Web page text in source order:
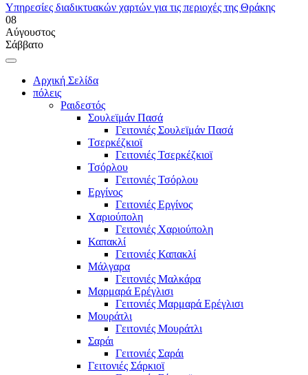
Υπηρεσίες διαδικτυακών χαρτών για τις περιοχές της Θράκης
08
Αύγουστος
Σάββατο
Αρχική Σελίδα
πόλεις
Ραιδεστός
Σουλεϊμάν Πασά
Γειτονιές Σουλεϊμάν Πασά
Τσερκέζκιοϊ
Γειτονιές Τσερκέζκιοϊ
Τσόρλου
Γειτονιές Τσόρλου
Εργίνος
Γειτονιές Εργίνος
Χαριούπολη
Γειτονιές Χαριούπολη
Καπακλί
Γειτονιές Καπακλί
Μάλγαρα
Γειτονιές Μαλκάρα
Μαρμαρά Ερέγλισι
Γειτονιές Μαρμαρά Ερέγλισι
Μουράτλι
Γειτονιές Μουράτλι
Σαράι
Γειτονιές Σαράι
Γειτονιές Σάρκιοϊ